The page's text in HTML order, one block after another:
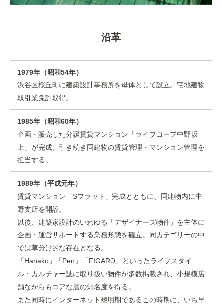
沿革
1979年（昭和54年）
渋谷区桜丘町に建築設計事務所を母体として設立。宅地建物
取引業免許取得。
1985年（昭和60年）
企画・販売した分譲賃貸マンション「ライブコープ中野坂
上」が完成。引き続き同建物の賃貸管理・マンション管理を
担当する。
1989年（平成元年）
賃貸マンション「Sフラット」完成とともに、同建物内に中
野支店を開設。
以後、建築家設計のいわゆる「デザイナーズ物件」を主体に
企画・運営サポートする業務形態を確立。同カテゴリーの中
では草分け的な存在となる。
「Hanako」「Pen」「FIGARO」といったライフスタイ
ル・カルチャー誌に取り扱い物件が多数掲載され、小規模店
舗ながらもコアな層の知名度を得る。
また同時にインターネット黎明期であるこの時期に、いち早